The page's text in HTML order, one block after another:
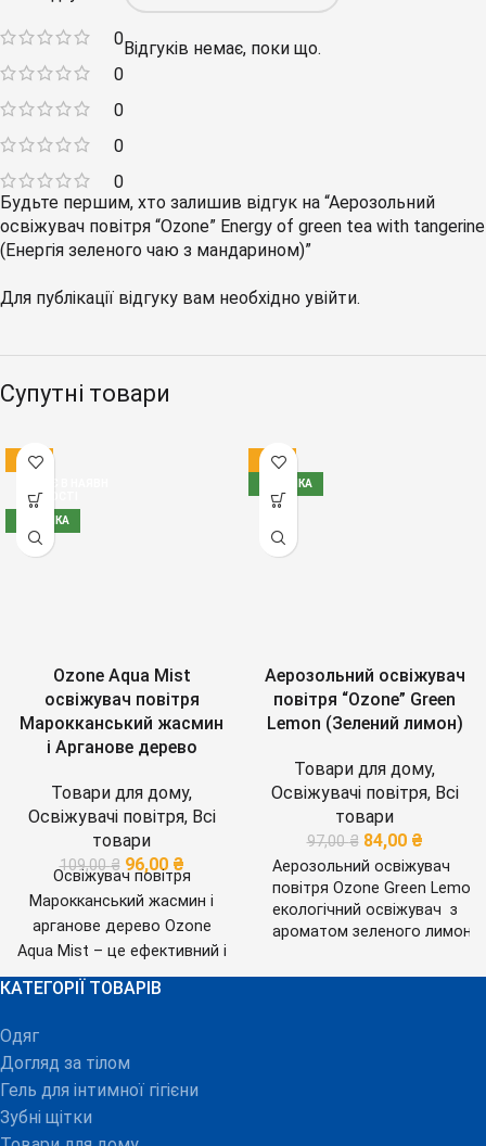
0
0
0
0
0
Відгуків немає, поки що.
Будьте першим, хто залишив відгук на “Аерозольний
освіжувач повітря “Ozone” Energy of green tea with tangerine
(Енергія зеленого чаю з мандарином)”
Для публікації відгуку вам необхідно увійти.
Супутні товари
-12%
НОВИНКА
Ozone Aqua Mist
освіжувач повітря
Марокканський жасмин
і Арганове дерево
Товари для дому,
Освіжувачі повітря, Всі
товари
109,00₴ 96,00 ₴
Освіжувач повітря
Марокканський жасмин і
арганове дерево Ozone
Aqua Mist – це ефективний і
безпечний спосіб освіжити
розпилювання – завдяки
унікальній формулі в
аерозолях Ozone
-13%
НОВИНКА
Аерозольний освіжувач
повітря “Ozone” Green
Lemon (Зелений лимон)
Товари для дому,
Освіжувачі повітря, Всі
товари
97,00₴ 84,00 ₴
Аерозольний освіжувач
повітря Ozone Green Lemon
екологічний освіжувач з
ароматом зеленого лимона.
аромат зеленого лимона,
КАТЕГОРІЇ ТОВАРІВ
Одяг
Догляд за тілом
Гель для інтимної гігієни
Зубні щітки